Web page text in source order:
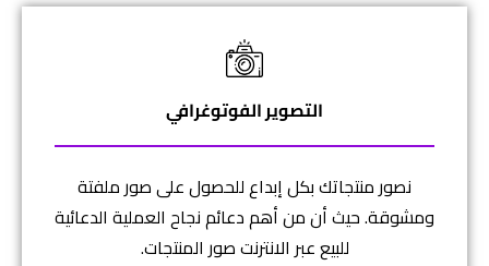
التصوير الفوتوغرافي
نصور منتجاتك بكل إبداع للحصول على صور ملفتة
ومشوقة. حيث أن من أهم دعائم نجاح العملية الدعائية
للبيع عبر الانترنت صور المنتجات.